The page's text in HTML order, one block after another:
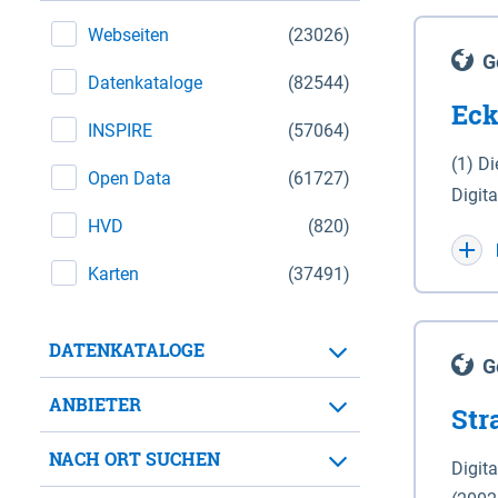
(23026)
Webseiten
(82544)
Datenkataloge
(57064)
INSPIRE
(61727)
Open Data
(820)
HVD
(37491)
Karten
DATENKATALOGE
ANBIETER
NACH ORT SUCHEN
(1)
WGS
für
der in